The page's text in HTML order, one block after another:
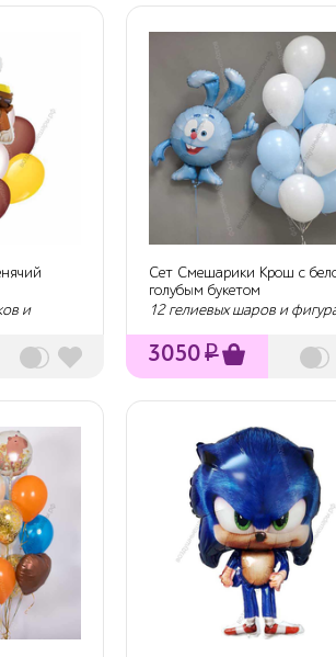
и
Сет Смешарики Крош с
голубым букетом
12 гелиевых шаров и
3050₽